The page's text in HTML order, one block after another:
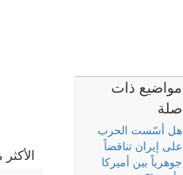
مواضيع ذات
صلة
هل أسّست الحرب
على إيران تناقضاً
جوهرياً بين أميركا